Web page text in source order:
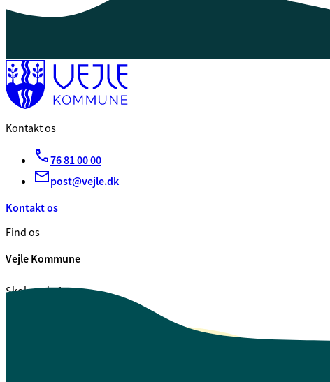
Kontakt os
76 81 00 00
post@vejle.dk
Kontakt os
Find os
Vejle Kommune
Skolegade 1